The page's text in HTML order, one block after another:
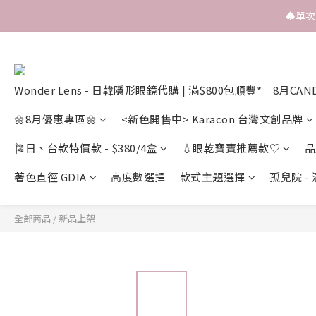
♠️單次
Wonder Lens - 日韓隱形眼鏡代購 | 滿$800包順豐*｜8月
🌼8月優惠專區🌼
<新色開售中> Karacon 台灣文創品牌
🎏日、台款特價款 - $380/4盒
💧眼乾寶寶推薦款♡
著色直徑 GDIA
高度數選擇 款式主題選擇 孤兒院 -
全部商品 /新品上架